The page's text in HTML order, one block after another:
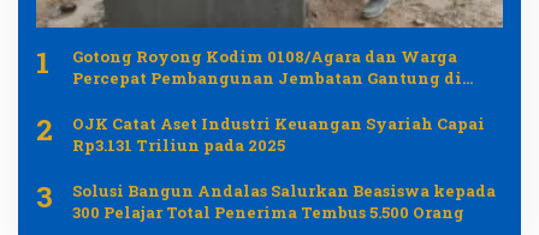
1
Gotong Royong Kodim 0108/Agara dan Warga
Percepat Pembangunan Jembatan Gantung di
2
OJK Catat Aset Industri Keuangan Syariah Capai
Rp3.131 Triliun pada 2025
3
Solusi Bangun Andalas Salurkan Beasiswa kepada
300 Pelajar Total Penerima Tembus 5.500 Orang